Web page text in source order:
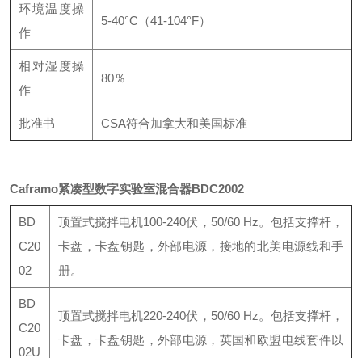
环境温度操
作
5-40°C（41-104°F）
相对湿度操
作
80％
批准书 CSA符合加拿大和美国标准
Caframo紧凑型数字实验室混合器BDC2002
BD
C20
02
顶置式搅拌电机100-240伏，50/60 Hz。包括支撑杆，
卡盘，卡盘钥匙，外部电源，接地的北美电源线和手
册。
BD
C20
02U
顶置式搅拌电机220-240伏，50/60 Hz。包括支撑杆，
卡盘，卡盘钥匙，外部电源，英国和欧盟电线套件以